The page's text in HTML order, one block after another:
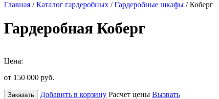
Главная /Каталог гардеробных /Гардеробные шкафы / Коберг
Гардеробная Коберг
Цена:
от 150 000 руб.
Заказать Добавить в корзину Расчет цены Вызвать